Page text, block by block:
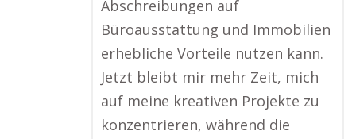
Abschreibungen auf
Büroausstattung und Immobilien
erhebliche Vorteile nutzen kann.
Jetzt bleibt mir mehr Zeit, mich
auf meine kreativen Projekte zu
konzentrieren, während die